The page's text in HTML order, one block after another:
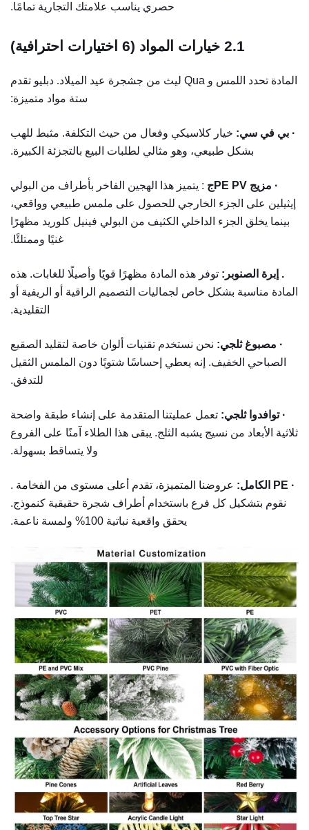
حصري يناسب علامتك التجارية تمامًا.
2.1 خيارات المواد (6 اختيارات احترافية)
المادة تحدد اللمس و Qua ليث من جشجرة عيد الميلاد. دبليو تقدم
ستة مواد متميزة:
· بي في سي: خيار كلاسيكي وفعال من حيث التكلفة. مثبط للهب
بشكل طبيعي، وهو مثالي لطلبات البيع بالتجزئة الكبيرة.
· مزيج PE PVج
: يتميز هذا الهجين الفاخر بأطراف من البولي
إيثيلين على الجزء الخارجي للحصول على ملمس طبيعي وواقعي،
بينما يخلق الجزء الداخلي الكثيف من البولي فينيل كلوريد مظهرًا
غنيًا وممتلئًا.
. إبرة الصنوبر: توفر هذه المادة مظهرًا قويًا وأصيلًا للغابات. هذه
المادة مناسبة بشكل خاص لجماليات التصميم الراقية أو الريفية أو
التقليدية.
· مصبوغ ثلجي: نحن نستخدم تقنيات ألوان خاصة لتقليد الصقيع
الصباحي الخفيف. إنه يعطي إحساسًا شتويًا دون الملمس الثقيل
للتدفق.
· توافدوا ثلجي: تعمل عمليتنا المتقدمة على إنشاء طبقة واضحة
ثلاثية الأبعاد من نسيج يشبه الثلج. يبقى هذا الطلاء آمنًا على الفروع
ولا يتساقط بسهولة.
· PE الكامل: عروضنا المتميزة، تقدم أعلى مستوى من الفخامة .
نقوم بتشكيل كل فرع باستخدام أطراف شجرة حقيقية كنموذج.
يحقق واقعية نباتية 100% ولمسة ناعمة.